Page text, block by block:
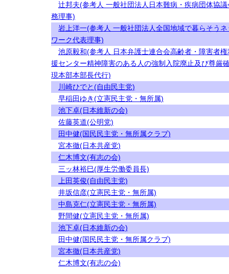
辻邦夫(参考人 一般社団法人日本難病・疾病団体協議
務理事)
岩上洋一(参考人 一般社団法人全国地域で暮らそうネ
ワーク代表理事)
池原毅和(参考人 日本弁護士連合会高齢者・障害者権
援センター精神障害のある人の強制入院廃止及び尊厳
現本部本部長代行)
川崎ひでと(自由民主党)
早稲田ゆき(立憲民主党・無所属)
池下卓(日本維新の会)
佐藤英道(公明党)
田中健(国民民主党・無所属クラブ)
宮本徹(日本共産党)
仁木博文(有志の会)
三ッ林裕巳(厚生労働委員長)
上田英俊(自由民主党)
井坂信彦(立憲民主党・無所属)
中島克仁(立憲民主党・無所属)
野間健(立憲民主党・無所属)
池下卓(日本維新の会)
田中健(国民民主党・無所属クラブ)
宮本徹(日本共産党)
仁木博文(有志の会)